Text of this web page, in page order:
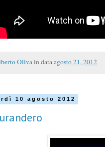
Oliva in data agosto 21, 2012
10 agosto 2012